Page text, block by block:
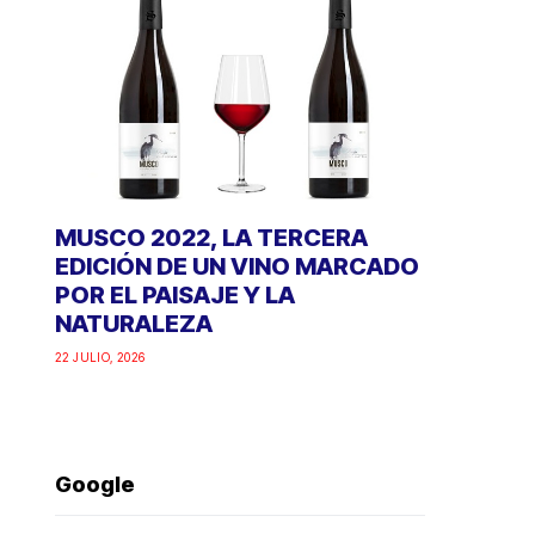
MUSCO 2022, LA TERCERA
EDICIÓN DE UN VINO MARCADO
POR EL PAISAJE Y LA
NATURALEZA
22 JULIO, 2026
Google